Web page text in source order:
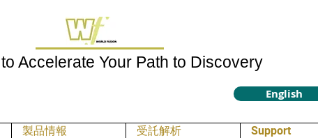
Accelerate Your Path to Discovery
English
製品情報 受託解析 Support